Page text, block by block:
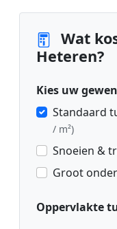
Wat
Heteren?
Kies uw
Standaard
/ m²)
Snoeien &
Groot
Oppervlakte